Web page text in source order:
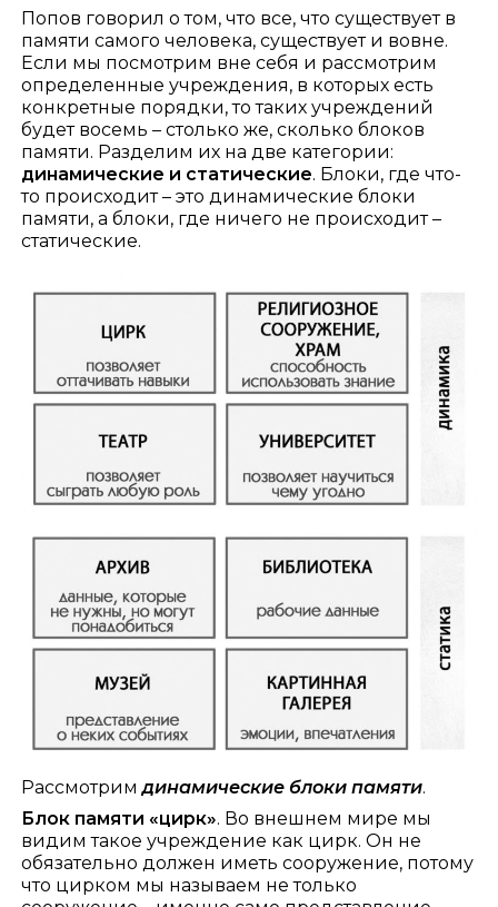
Попов говорил о том, что все, что существует в
памяти самого человека, существует и вовне.
Если мы посмотрим вне себя и рассмотрим
определенные учреждения, в которых есть
конкретные порядки, то таких учреждений
будет восемь – столько же, сколько блоков
памяти. Разделим их на две категории:
динамические и статические. Блоки, где что-
то происходит – это динамические блоки
памяти, а блоки, где ничего не происходит –
статические.
Рассмотримдинамические блоки памяти.
Блок памяти «цирк». Во внешнем мире мы
видим такое учреждение как цирк. Он не
обязательно должен иметь сооружение, потому
что цирком мы называем не только